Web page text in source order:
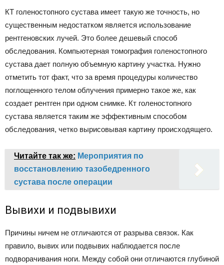
КТ голеностопного сустава имеет такую же точность, но
существенным недостатком является использование
рентгеновских лучей. Это более дешевый способ
обследования. Компьютерная томография голеностопного
сустава дает полную объемную картину участка. Нужно
отметить тот факт, что за время процедуры количество
поглощенного телом облучения примерно такое же, как
создает рентген при одном снимке. Кт голеностопного
сустава является таким же эффективным способом
обследования, четко вырисовывая картину происходящего.
Читайте так же: Мероприятия по
восстановлению тазобедренного
сустава после операции
Вывихи и подвывихи
Причины ничем не отличаются от разрыва связок. Как
правило, вывих или подвывих наблюдается после
подворачивания ноги. Между собой они отличаются глубиной